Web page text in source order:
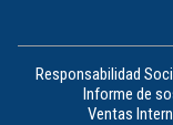
Responsabilidad
Informe de
Ventas